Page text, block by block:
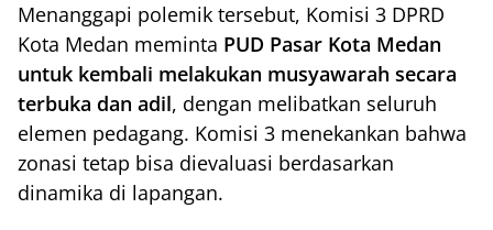
Menanggapi polemik tersebut, Komisi 3 DPRD
Kota Medan meminta PUD Pasar Kota Medan
untuk kembali melakukan musyawarah secara
terbuka dan adil, dengan melibatkan seluruh
elemen pedagang. Komisi 3 menekankan bahwa
zonasi tetap bisa dievaluasi berdasarkan
dinamika di lapangan.